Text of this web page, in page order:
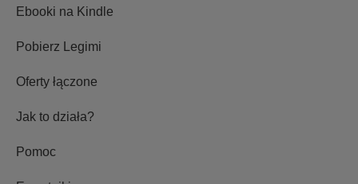
Ebooki na Kindle
Pobierz Legimi
Oferty łączone
Jak to działa?
Pomoc